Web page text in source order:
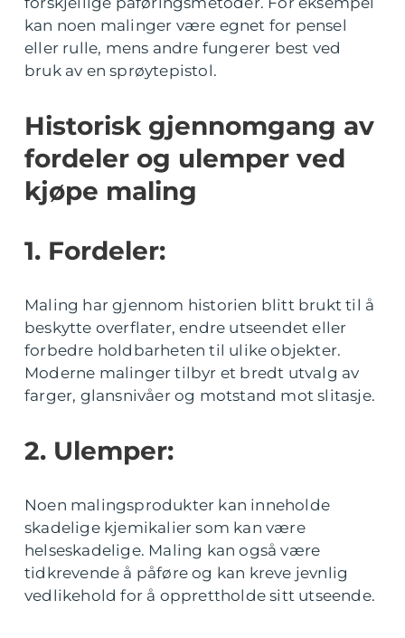
kan noen malinger være egnet for pensel
eller rulle, mens andre fungerer best ved
bruk av en sprøytepistol.
Historisk gjennomgang av
fordeler og ulemper ved
kjøpe maling
1. Fordeler:
Maling har gjennom historien blitt brukt til å
beskytte overflater, endre utseendet eller
forbedre holdbarheten til ulike objekter.
Moderne malinger tilbyr et bredt utvalg av
farger, glansnivåer og motstand mot slitasje.
2. Ulemper:
Noen malingsprodukter kan inneholde
skadelige kjemikalier som kan være
helseskadelige. Maling kan også være
tidkrevende å påføre og kan kreve jevnlig
vedlikehold for å opprettholde sitt utseende.